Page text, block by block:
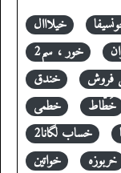
خیلااال
خور ، سم2
خندق
فروش
خطمی
خَطّاط
خساب لگانا2
خواتین
خربوزہ